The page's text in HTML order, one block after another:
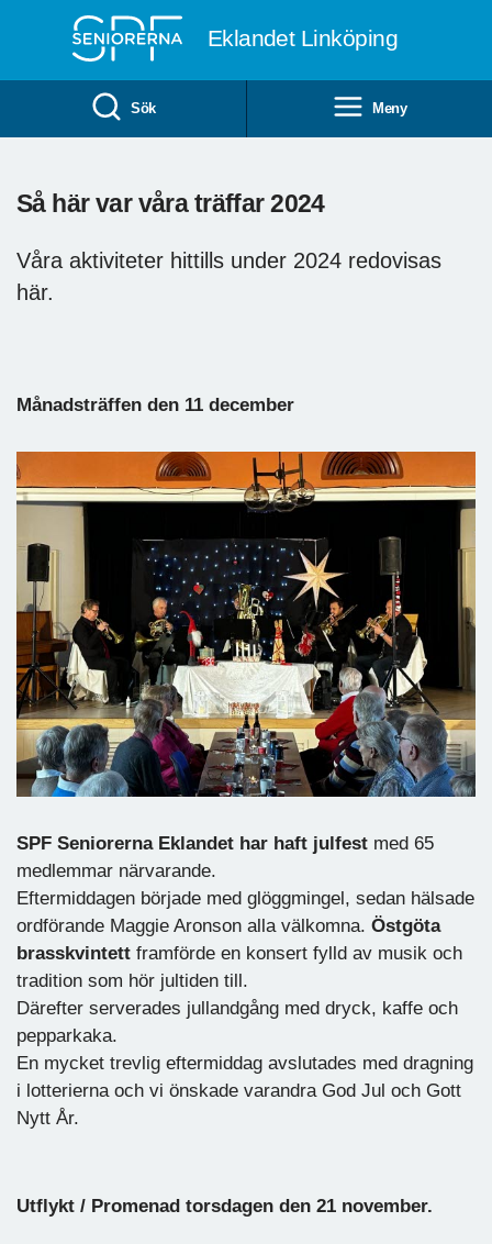
Eklandet Linköping
Sök Meny
Så här var våra träffar 2024
Våra aktiviteter hittills under 2024 redovisas
här.
Månadsträffen den 11 december
SPF Seniorerna Eklandet har haft julfest med 65
medlemmar närvarande.
Eftermiddagen började med glöggmingel, sedan hälsade
ordförande Maggie Aronson alla välkomna. Östgöta
brasskvintett framförde en konsert fylld av musik och
tradition som hör jultiden till.
Därefter serverades jullandgång med dryck, kaffe och
pepparkaka.
En mycket trevlig eftermiddag avslutades med dragning
i lotterierna och vi önskade varandra God Jul och Gott
Nytt År.
Utflykt / Promenad torsdagen den 21 november.